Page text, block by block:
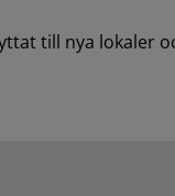
till nya lokaler